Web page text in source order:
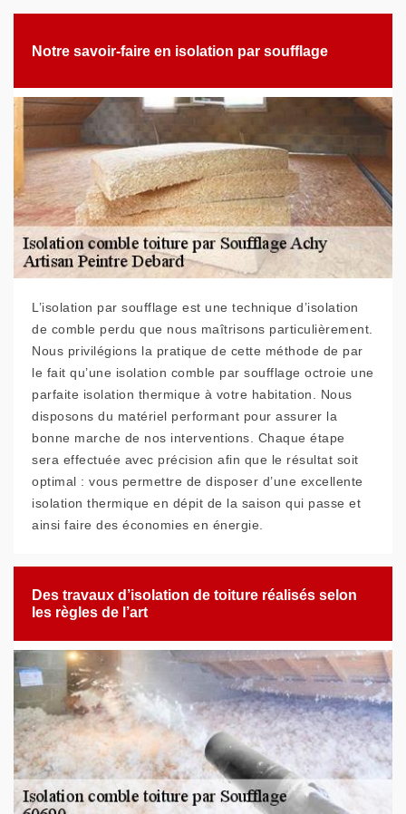
Notre savoir-faire en isolation par soufflage
L’isolation par soufflage est une technique d’isolation
de comble perdu que nous maîtrisons particulièrement.
Nous privilégions la pratique de cette méthode de par
le fait qu’une isolation comble par soufflage octroie une
parfaite isolation thermique à votre habitation. Nous
disposons du matériel performant pour assurer la
bonne marche de nos interventions. Chaque étape
sera effectuée avec précision afin que le résultat soit
optimal : vous permettre de disposer d’une excellente
isolation thermique en dépit de la saison qui passe et
ainsi faire des économies en énergie.
Des travaux d’isolation de toiture réalisés selon
les règles de l’art